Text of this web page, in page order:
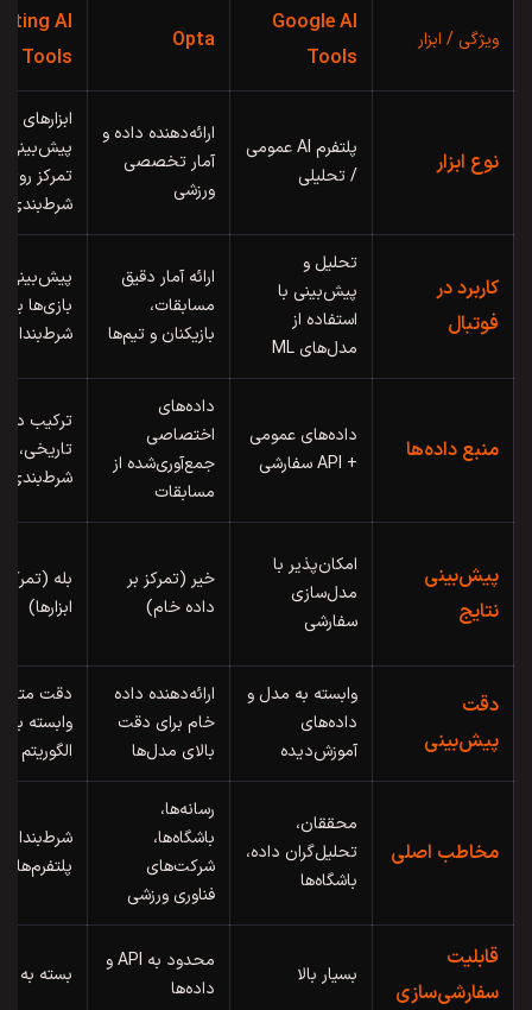
ویژگی / ابزار
Google AI
Tools
Opta
AI
Tools
نوع ابزار
پلتفرم AI عمومی
/ تحلیلی
ارائه‌دهنده داده و
آمار تخصصی
ورزشی
ابزارهای
پیش‌بینی
تمرکز روی
شرط‌بندی
کاربرد در
فوتبال
تحلیل و
پیش‌بینی با
استفاده از
مدل‌های ML
ارائه آمار دقیق
مسابقات،
بازیکنان و تیم‌ها
پیش‌بینی
بازی‌ها
شرط‌بندان
منبع داده‌ها
داده‌های عمومی
+ API سفارشی
داده‌های
اختصاصی
جمع‌آوری‌شده از
مسابقات
ترکیب
تاریخی،
شرط‌بندی،
پیش‌بینی
نتایج
امکان‌پذیر با
مدل‌سازی
سفارشی
خیر (تمرکز بر
داده خام)
بله
ابزارها)
دقت
پیش‌بینی
وابسته به مدل و
داده‌های
آموزش‌دیده
ارائه‌دهنده داده
خام برای دقت
بالای مدل‌ها
دقت
وابسته به
الگوریتم و
مخاطب اصلی
محققان،
تحلیل‌گران داده،
باشگاه‌ها
رسانه‌ها،
باشگاه‌ها،
شرکت‌های
فناوری ورزشی
شرط‌بندان،
پلتفرم‌های
قابلیت
سفارشی‌سازی
بسیار بالا
محدود به API و
داده‌ها
بسته به